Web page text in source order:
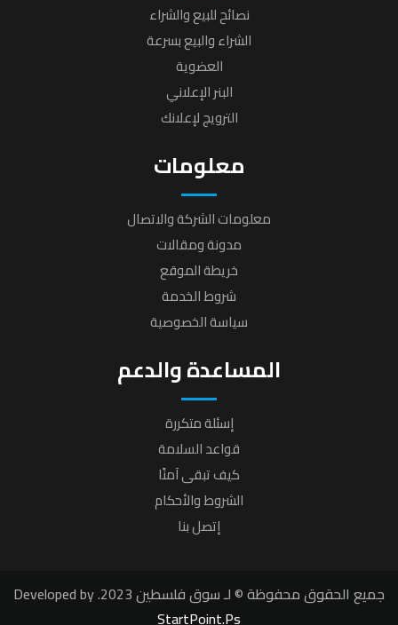
نصائح للبيع والشراء
الشراء والبيع بسرعة
العضوية
البنر الإعلاني
الترويج لإعلانك
معلومات
معلومات الشركة والاتصال
مدونة ومقالات
خريطة الموقع
شروط الخدمة
سياسة الخصوصية
المساعدة والدعم
إسئلة متكررة
قواعد السلامة
كيف تبقى آمنًا
الشروط والأحكام
إتصل بنا
جميع الحقوق محفوظة © لـ سوق فلسطين 2023. Developed by
StartPoint.Ps